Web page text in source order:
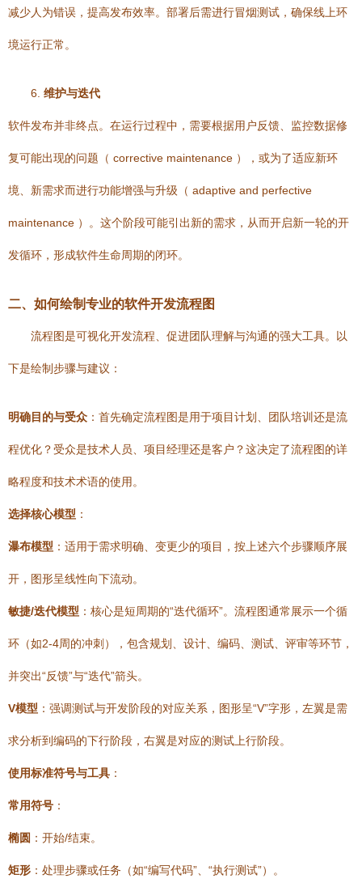
减少人为错误，提高发布效率。部署后需进行冒烟测试，确保线上环
境运行正常。
6. 维护与迭代
软件发布并非终点。在运行过程中，需要根据用户反馈、监控数据修
复可能出现的问题（ corrective maintenance ），或为了适应新环
境、新需求而进行功能增强与升级（ adaptive and perfective
maintenance ）。这个阶段可能引出新的需求，从而开启新一轮的开
发循环，形成软件生命周期的闭环。
二、如何绘制专业的软件开发流程图
流程图是可视化开发流程、促进团队理解与沟通的强大工具。以
下是绘制步骤与建议：
明确目的与受众 ：首先确定流程图是用于项目计划、团队培训还是流
程优化？受众是技术人员、项目经理还是客户？这决定了流程图的详
略程度和技术术语的使用。
选择核心模型 ：
瀑布模型 ：适用于需求明确、变更少的项目，按上述六个步骤顺序展
开，图形呈线性向下流动。
敏捷/迭代模型 ：核心是短周期的“迭代循环”。流程图通常展示一个循
环（如2-4周的冲刺），包含规划、设计、编码、测试、评审等环节，
并突出“反馈”与“迭代”箭头。
V模型 ：强调测试与开发阶段的对应关系，图形呈“V”字形，左翼是需
求分析到编码的下行阶段，右翼是对应的测试上行阶段。
使用标准符号与工具 ：
常用符号 ：
椭圆 ：开始/结束。
矩形 ：处理步骤或任务（如“编写代码”、“执行测试”）。